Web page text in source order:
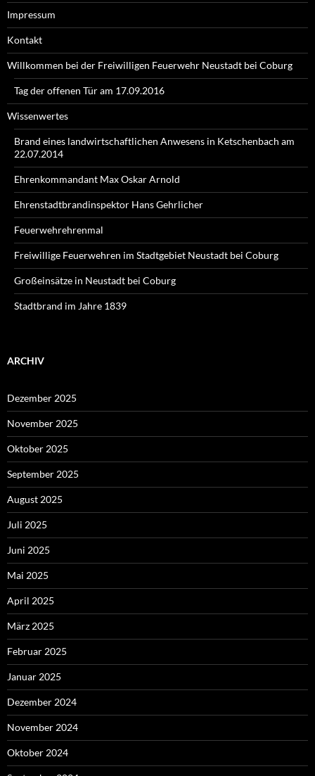
Impressum
Kontakt
Willkommen bei der Freiwilligen Feuerwehr Neustadt bei Coburg
Tag der offenen Tür am 17.09.2016
Wissenwertes
Brand eines landwirtschaftlichen Anwesens in Ketschenbach am
22.07.2014
Ehrenkommandant Max Oskar Arnold
Ehrenstadtbrandinspektor Hans Gehrlicher
Feuerwehrehrenmal
Freiwillige Feuerwehren im Stadtgebiet Neustadt bei Coburg
Großeinsätze in Neustadt bei Coburg
Stadtbrand im Jahre 1839
ARCHIV
Dezember 2025
November 2025
Oktober 2025
September 2025
August 2025
Juli 2025
Juni 2025
Mai 2025
April 2025
März 2025
Februar 2025
Januar 2025
Dezember 2024
November 2024
Oktober 2024